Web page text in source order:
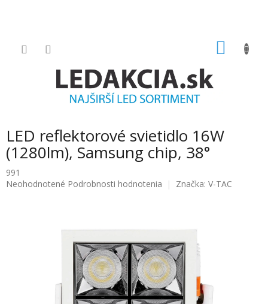
LED reflektorové svietidlo 16W
(1280lm), Samsung chip, 38°
991
Priemerné
Neohodnotené Podrobnosti hodnotenia Značka: V-TAC